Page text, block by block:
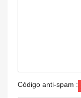
Código anti-spam :